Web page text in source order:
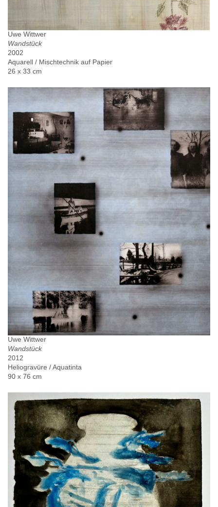
Uwe Wittwer
Wandstück
2002
Aquarell / Mischtechnik auf Papier
26 x 33 cm
Uwe Wittwer
Wandstück
2012
Heliogravüre / Aquatinta
90 x 76 cm